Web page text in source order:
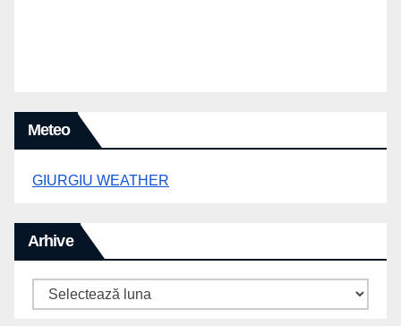
Meteo
GIURGIU WEATHER
Arhive
Arhive